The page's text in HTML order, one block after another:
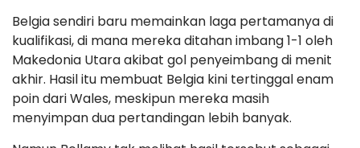
Belgia sendiri baru memainkan laga pertamanya di
kualifikasi, di mana mereka ditahan imbang 1-1 oleh
Makedonia Utara akibat gol penyeimbang di menit
akhir. Hasil itu membuat Belgia kini tertinggal enam
poin dari Wales, meskipun mereka masih
menyimpan dua pertandingan lebih banyak.